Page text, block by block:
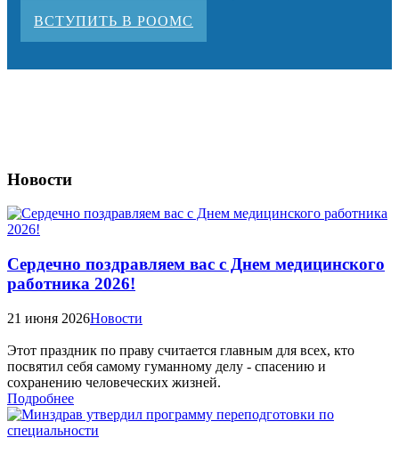
ВСТУПИТЬ В РООМС
Новости
Сердечно поздравляем вас с Днем медицинского
работника 2026!
21 июня 2026Новости
Этот праздник по праву считается главным для всех, кто
посвятил себя самому гуманному делу - спасению и
сохранению человеческих жизней.
Подробнее